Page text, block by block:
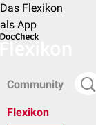
Das Flexikon
als App
Community
Flexikon